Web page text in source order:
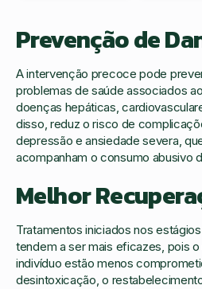
Prevenção de
A intervenção precoce pode
problemas de saúde associados
doenças hepáticas,
disso, reduz o risco de
depressão e ansiedade severa,
acompanham o consumo abusivo
Melhor
Tratamentos iniciados nos
tendem a ser mais eficazes, pois
indivíduo estão menos
desintoxicação, o